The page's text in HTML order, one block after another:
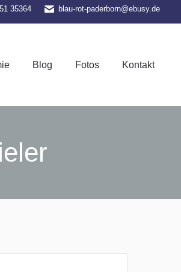
35364 blau-rot-paderborn@ebusy.de
Blog Fotos Kontakt